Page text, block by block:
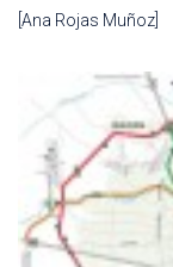
[Ana Rojas Muñoz]